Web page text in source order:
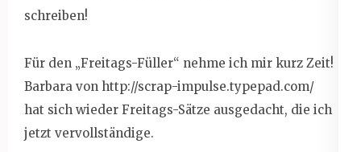
schreiben!
Für den „Freitags-Füller“ nehme ich mir kurz Zeit!
Barbara von http://scrap-impulse.typepad.com/
hat sich wieder Freitags-Sätze ausgedacht, die ich
jetzt vervollständige.